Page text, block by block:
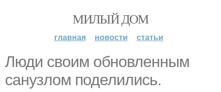
МИЛЫЙ ДОМ
главная новости статьи
Люди своим обновленным
санузлом поделились.